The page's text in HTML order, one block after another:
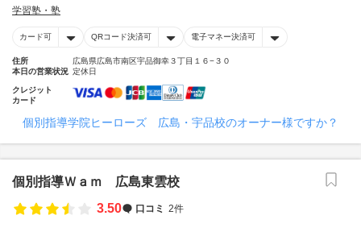
学習塾・塾
カード可 QRコード決済可 電子マネー決済可
住所
広島県広島市南区宇品御幸３丁目１６−３０
本日の営業状況 定休日
クレジット
カード
個別指導学院ヒーローズ 広島・宇品校のオーナー様ですか？
個別指導Ｗａｍ 広島東雲校
3.50
口コミ 2件